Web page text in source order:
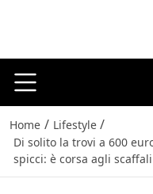
Home / Lifestyle /
Di solito la trovi a 600
spicci: è corsa agli scaffali